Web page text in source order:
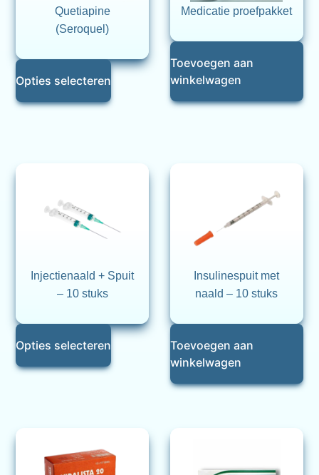
Quetiapine
(Seroquel)
Opties selecteren
Medicatie proefpakket
Toevoegen aan
winkelwagen
Injectienaald + Spuit
– 10 stuks
Opties selecteren
Insulinespuit met
naald – 10 stuks
Toevoegen aan
winkelwagen